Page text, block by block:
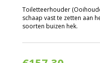
Toiletteerhouder
schaap vast te zetten aan
soorten buizen hek.